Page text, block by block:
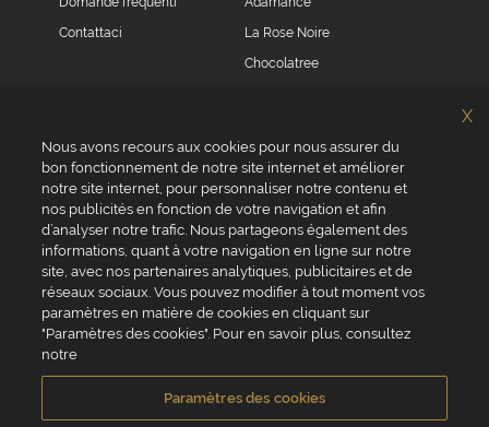
Contattaci
La Rose Noire
Chocolatree
Servizio clienti
0039 02 82 94 01 46
Da lunedì a venerdì dalle 8.30 alle 17.30
VALRHONA SAS - 12 Avenue PRESIDENT ROOSEVELT 26600 TAIN
Condizioni generali di vendita Informativa Cookies
Informativa sulla privacy Informazioni legali
Nous avons recours aux cookies pour nous assurer du
bon fonctionnement de notre site internet et améliorer
notre site internet, pour personnaliser notre contenu et
nos publicités en fonction de votre navigation et afin
d’analyser notre trafic. Nous partageons également des
informations, quant à votre navigation en ligne sur notre
site, avec nos partenaires analytiques, publicitaires et de
réseaux sociaux. Vous pouvez modifier à tout moment vos
paramètres en matière de cookies en cliquant sur
"Paramètres des cookies". Pour en savoir plus, consultez
notre
Paramètres des cookies
X